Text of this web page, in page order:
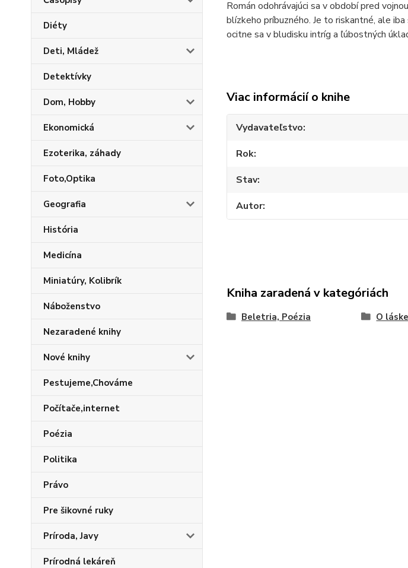
Diéty
Deti, Mládež
Detektívky
Dom, Hobby
Ekonomická
Ezoterika, záhady
Foto,Optika
Geografia
História
Medicína
Miniatúry, Kolibrík
Náboženstvo
Nezaradené knihy
Nové knihy
Pestujeme,Chováme
Počítače,internet
Poézia
Politika
Právo
Pre šikovné ruky
Príroda, Javy
Prírodná lekáreň
Román odohrávajúci sa v období pred
blízkeho príbuzného. Je to riskantné, ale
ocitne sa v bludisku intríg a ľúbostných
Viac informácií o knihe
Vydavateľstvo
Rok
Stav
Autor
Kniha zaradená v kategóriách
Beletria, Poézia O láske